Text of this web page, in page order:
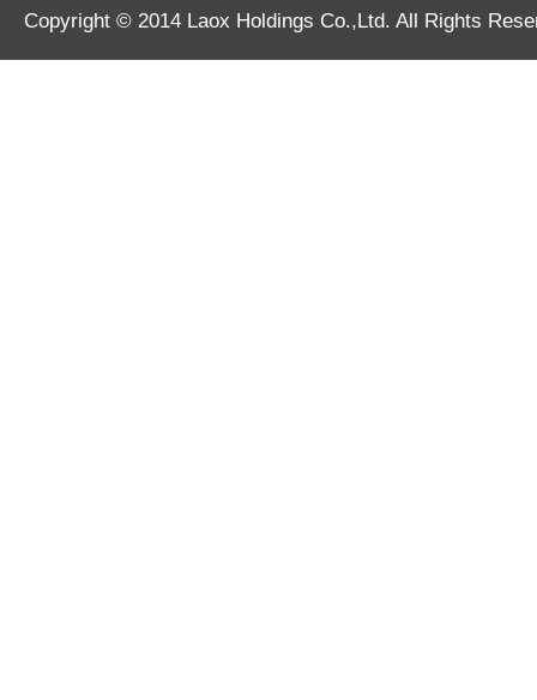
Copyright © 2014 Laox Holdings Co.,Ltd. All Rights